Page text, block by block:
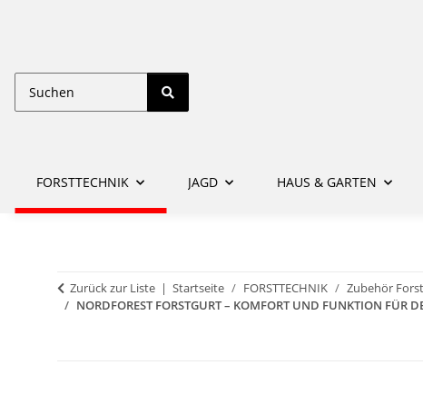
FORSTTECHNIK JAGD HAUS & GARTEN
Zurück zur Liste Startseite FORSTTECHNIK Zubehör
NORDFOREST FORSTGURT – KOMFORT UND FUNKTION FÜR